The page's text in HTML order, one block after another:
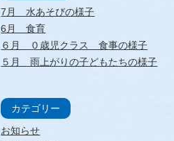
7月 水あそびの様子
6月 食育
６月 ０歳児クラス 食事の様子
５月 雨上がりの子どもたちの様子
カテゴリー
お知らせ